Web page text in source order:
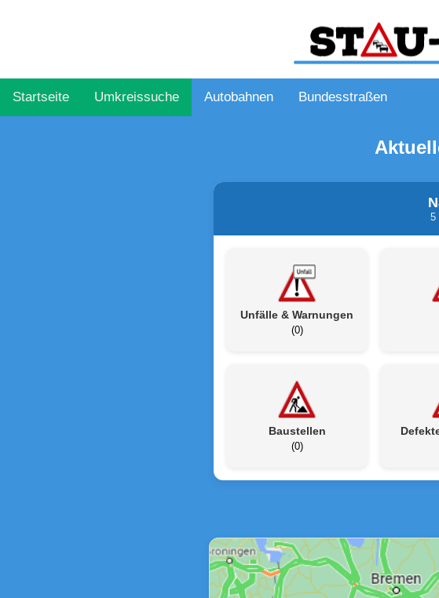
Startseite Umkreissuche Autobahnen Bundesstraßen
5
Unfälle & Warnungen
(0)
Baustellen
(0)